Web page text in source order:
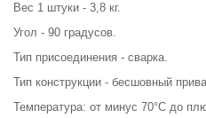
Вес 1 штуки - 3,8 кг.
Угол - 90 градусов.
Тип присоединения - сварка.
Тип конструкции - бесшовный
Температура: от минус 70°С до